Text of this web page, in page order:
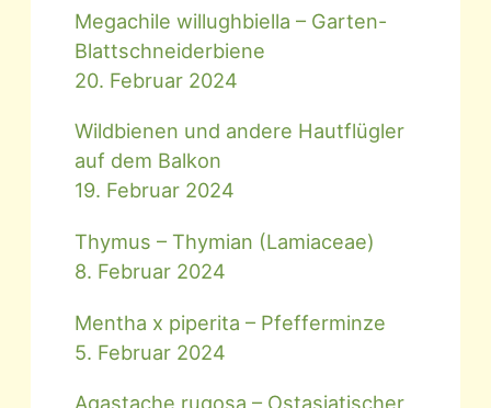
Megachile willughbiella – Garten-
Blattschneiderbiene
20. Februar 2024
Wildbienen und andere Hautflügler
auf dem Balkon
19. Februar 2024
Thymus – Thymian (Lamiaceae)
8. Februar 2024
Mentha x piperita – Pfefferminze
5. Februar 2024
Agastache rugosa – Ostasiatischer